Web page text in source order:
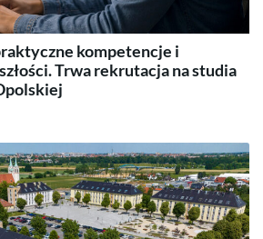
kompetencje i
Trwa rekrutacja na studia